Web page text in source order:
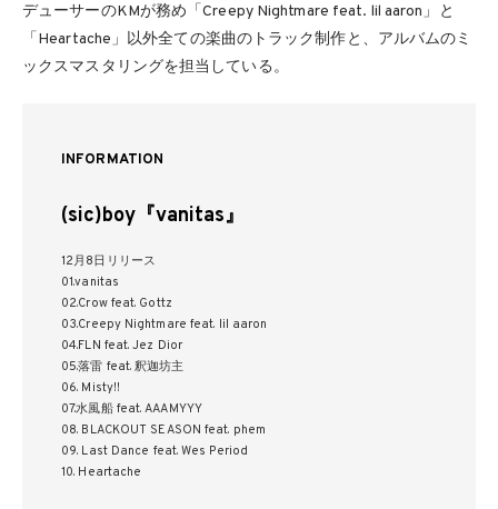
デューサーのKMが務め「Creepy Nightmare feat. lil aaron」と
「Heartache」以外全ての楽曲のトラック制作と、アルバムのミ
ックスマスタリングを担当している。
INFORMATION
(sic)boy『vanitas』
12月8日リリース
01.vanitas
02.Crow feat. Gottz
03.Creepy Nightmare feat. lil aaron
04.FLN feat. Jez Dior
05.落雷 feat. 釈迦坊主
06. Misty!!
07.⽔⾵船 feat. AAAMYYY
08. BLACKOUT SEASON feat. phem
09. Last Dance feat. Wes Period
10. Heartache